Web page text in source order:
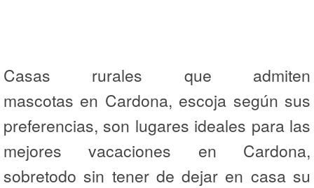
Casas rurales que admiten
mascotas en Cardona, escoja según sus
preferencias, son lugares ideales para las
mejores vacaciones en Cardona,
sobretodo sin tener de dejar en casa su